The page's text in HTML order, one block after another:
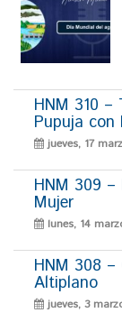
HNM 310 –
Pupuja con
jueves, 17
HNM 309
Mujer
lunes, 14
HNM 308 –
Altiplano
jueves, 3